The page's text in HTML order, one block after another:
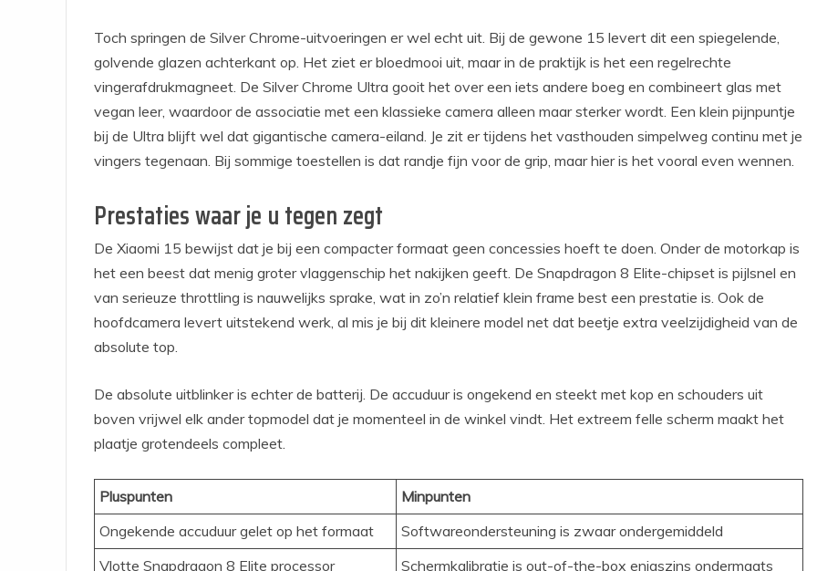
Toch springen de Silver Chrome-uitvoeringen er wel echt uit. Bij de gewone 15 levert dit een spiegelende,
golvende glazen achterkant op. Het ziet er bloedmooi uit, maar in de praktijk is het een regelrechte
vingerafdrukmagneet. De Silver Chrome Ultra gooit het over een iets andere boeg en combineert glas met
vegan leer, waardoor de associatie met een klassieke camera alleen maar sterker wordt. Een klein pijnpuntje
bij de Ultra blijft wel dat gigantische camera-eiland. Je zit er tijdens het vasthouden simpelweg continu met je
vingers tegenaan. Bij sommige toestellen is dat randje fijn voor de grip, maar hier is het vooral even wennen.
Prestaties waar je u tegen zegt
De Xiaomi 15 bewijst dat je bij een compacter formaat geen concessies hoeft te doen. Onder de motorkap is
het een beest dat menig groter vlaggenschip het nakijken geeft. De Snapdragon 8 Elite-chipset is pijlsnel en
van serieuze throttling is nauwelijks sprake, wat in zo’n relatief klein frame best een prestatie is. Ook de
hoofdcamera levert uitstekend werk, al mis je bij dit kleinere model net dat beetje extra veelzijdigheid van de
absolute top.
De absolute uitblinker is echter de batterij. De accuduur is ongekend en steekt met kop en schouders uit
boven vrijwel elk ander topmodel dat je momenteel in de winkel vindt. Het extreem felle scherm maakt het
plaatje grotendeels compleet.
Pluspunten
Minpunten
Ongekende accuduur gelet op het formaat
Softwareondersteuning is zwaar ondergemiddeld
Vlotte Snapdragon 8 Elite processor
Schermkalibratie is out-of-the-box enigszins ondermaats